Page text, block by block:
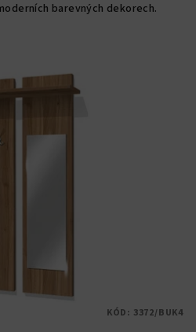
barevných dekorech.
KÓD: 3372/BUK4